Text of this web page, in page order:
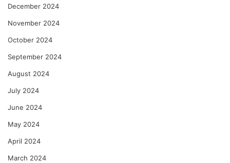
December 2024
November 2024
October 2024
September 2024
August 2024
July 2024
June 2024
May 2024
April 2024
March 2024